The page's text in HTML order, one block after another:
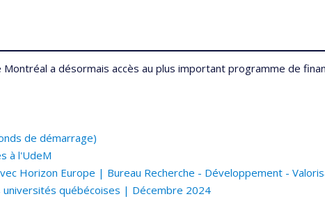
a désormais accès au plus important programme de
de démarrage)
à l'UdeM
Horizon Europe | Bureau Recherche - Développement -
québécoises | Décembre 2024